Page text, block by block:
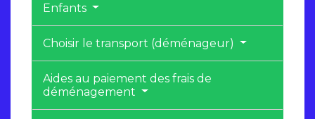
Enfants
Choisir le transport (déménageur)
Aides au paiement des frais de
déménagement